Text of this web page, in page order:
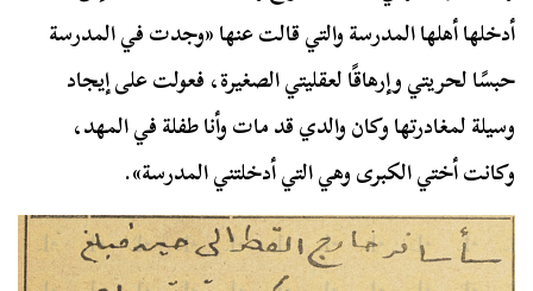
أدخلها أهلها المدرسة والتي قالت عنها «وجدت في المدرسة
حبسًا لحريتي وإرهاقًا لعقليتي الصغيرة، فعولت على إيجاد
وسيلة لمغادرتها وكان والدي قد مات وأنا طفلة في المهد،
وكانت أختي الكبرى وهي التي أدخلتني المدرسة».